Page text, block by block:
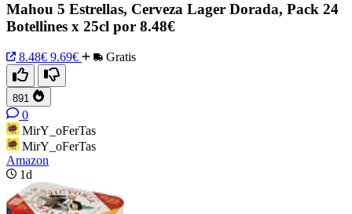
Mahou 5 Estrellas, Cerveza Lager Dorada, Pack 24
Botellines x 25cl por 8.48€
8.48€ 9.69€ Gratis
891
0
MirY_oFerTas
MirY_oFerTas
Amazon
1d